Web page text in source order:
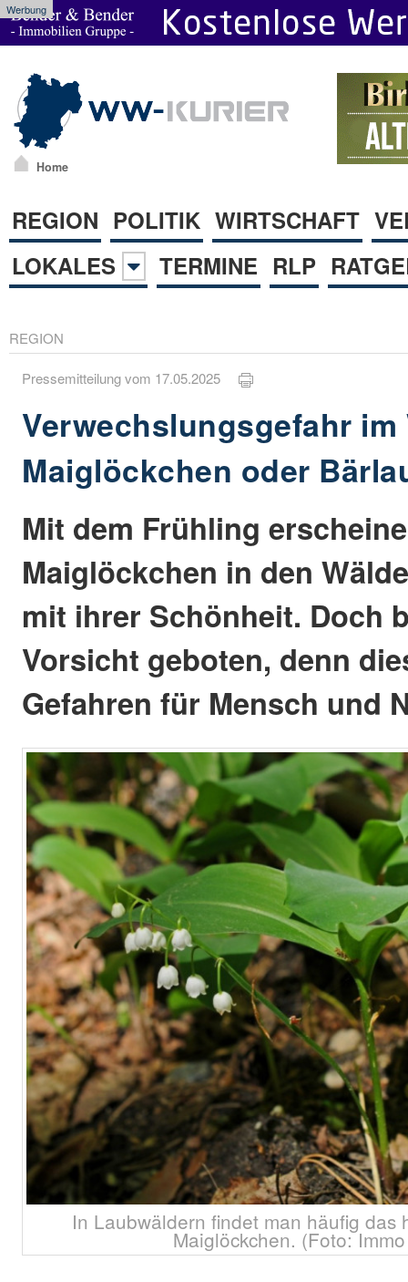
Werbung
Home
REGION POLITIK WIRTSCHAFT
LOKALES
TERMINE RLP
REGION
Pressemitteilung vom 17.05.2025
Verwechslungsgefahr im
Maiglöckchen oder
Mit dem Frühling
Maiglöckchen in den
mit ihrer Schönheit. Doch
Vorsicht geboten, denn
Gefahren für Mensch und
In Laubwäldern findet man häufig das
Maiglöckchen. (Foto: